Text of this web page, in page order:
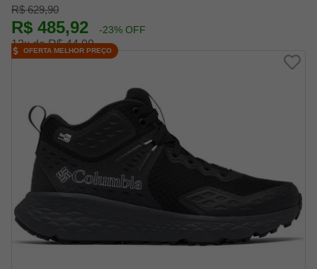
R$ 629,90
R$ 485,92 -23% OFF
12x de R$ 44,99
OFERTA MELHOR PREÇO